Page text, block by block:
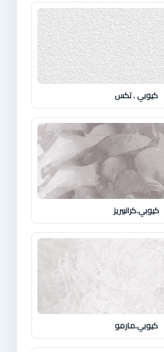
كيوبي . تكس
كيوبي.كرانبيريز
كيوبي.مارمو